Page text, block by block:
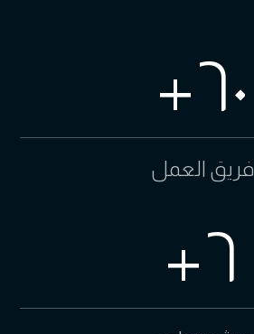
٦٠+
فريق العمل
٦+